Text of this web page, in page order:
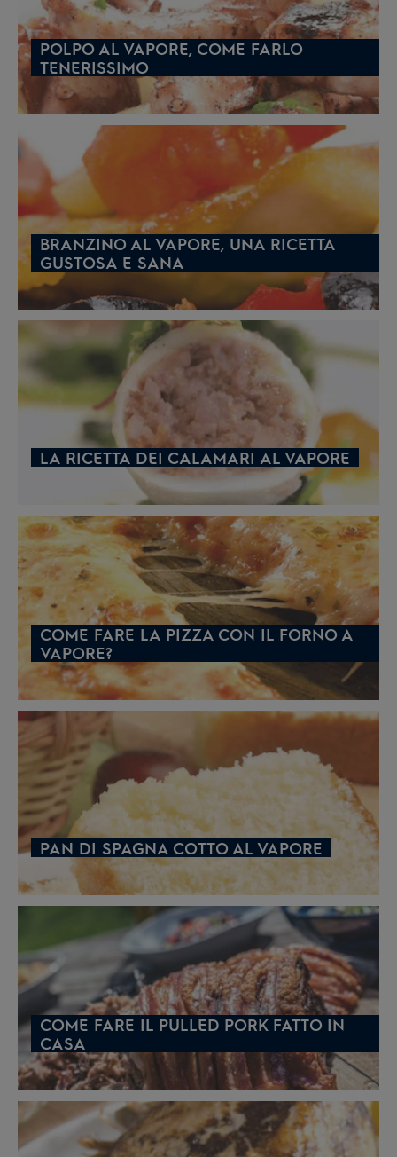
POLPO AL VAPORE, COME FARLO
TENERISSIMO
BRANZINO AL VAPORE, UNA RICETTA
GUSTOSA E SANA
LA RICETTA DEI CALAMARI AL VAPORE
COME FARE LA PIZZA CON IL FORNO A
VAPORE?
PAN DI SPAGNA COTTO AL VAPORE
COME FARE IL PULLED PORK FATTO IN
CASA